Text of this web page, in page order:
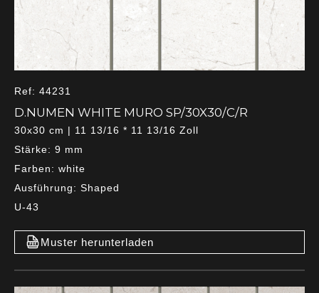
Ref: 44231
D.NUMEN WHITE MURO SP/30X30/C/R
30x30 cm | 11 13/16 * 11 13/16 Zoll
Stärke: 9 mm
Farben: white
Ausführung: Shaped
U-43
Muster herunterladen